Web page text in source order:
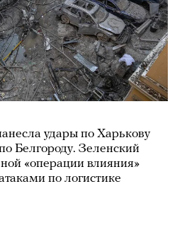
удары по Харькову
Белгороду. Зеленский
«операции влияния»
по логистике